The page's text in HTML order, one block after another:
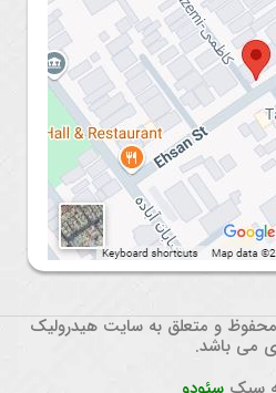
و متعلق به سایت هیدرولیک
می باشد.